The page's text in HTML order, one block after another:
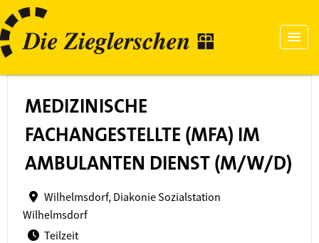
MEDIZINISCHE
FACHANGESTELLTE (MFA) IM
AMBULANTEN DIENST (M/W/D)
Wilhelmsdorf, Diakonie Sozialstation
Wilhelmsdorf
Teilzeit